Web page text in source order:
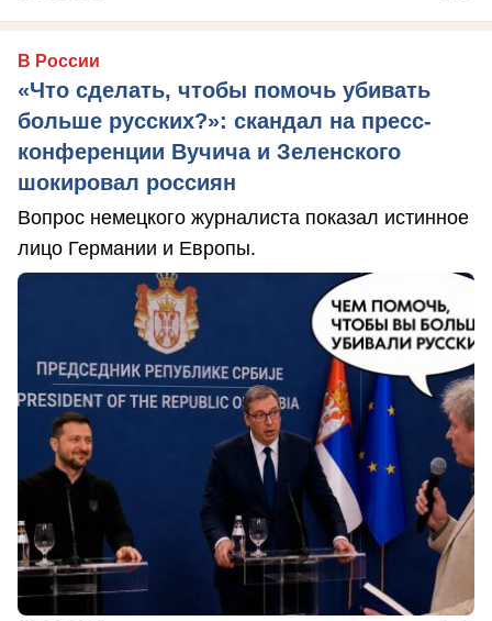
В России
«Что сделать, чтобы помочь убивать
больше русских?»: скандал на пресс-
конференции Вучича и Зеленского
шокировал россиян
Вопрос немецкого журналиста показал истинное
лицо Германии и Европы.